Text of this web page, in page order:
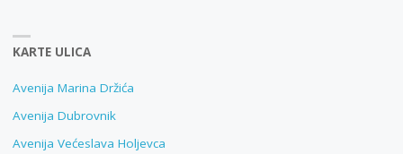
KARTE ULICA
Avenija Marina Držića
Avenija Dubrovnik
Avenija Većeslava Holjevca